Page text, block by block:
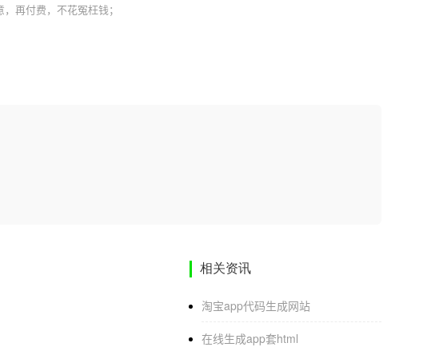
再付费，不花冤枉钱；
相关资讯
淘宝app代码生成网站
在线生成app套html